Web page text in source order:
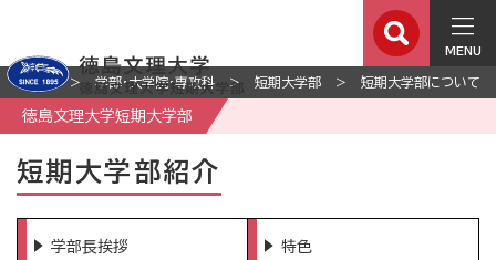
MENU
ホーム 学部・大学院・専攻科 短期大学部 短期大学部について
徳島文理大学短期大学部
短期大学部紹介
学部長挨拶 特色